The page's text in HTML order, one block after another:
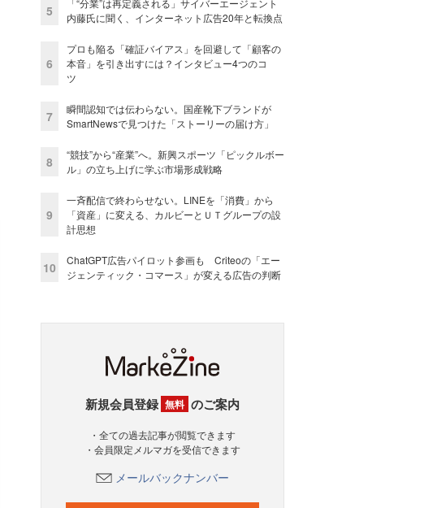
5
「“分業”は再定義される」サイバーエージェント
内藤氏に聞く、インターネット広告20年と転換点
6
プロも陥る「確証バイアス」を回避して「顧客の
本音」を引き出すには？インタビュー4つのコ
ツ
7
瞬間認知では伝わらない。国産靴下ブランドが
SmartNewsで見つけた「ストーリーの届け方」
8
“競技”から“産業”へ。新興スポーツ「ピックルボー
ル」の立ち上げに学ぶ市場形成戦略
9
一斉配信で終わらせない。LINEを「消費」から
「資産」に変える、カルビーとＵＴグループの設
計思想
10
ChatGPT広告パイロット参画も Criteoの「エー
ジェンティック・コマース」が変える広告の判断
新規会員登録 無料 のご案内
・全ての過去記事が閲覧できます
・会員限定メルマガを受信できます
メールバックナンバー